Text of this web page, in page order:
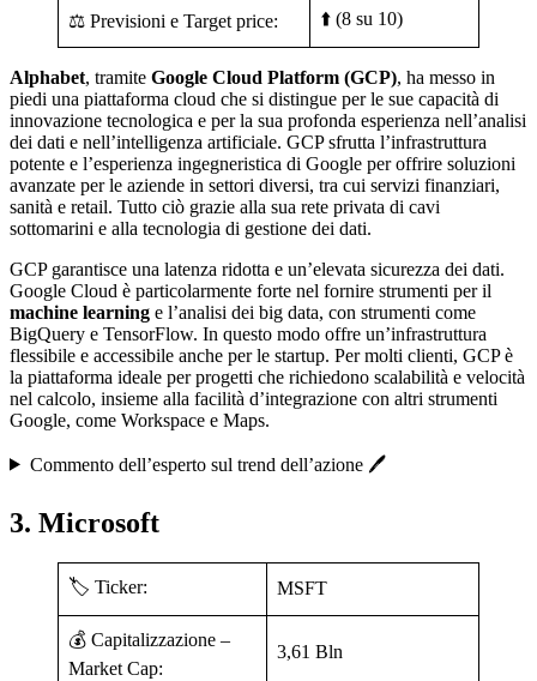
⚖️ Previsioni e Target price: ⬆️ (8 su 10)
Alphabet, tramite Google Cloud Platform (GCP), ha messo in
piedi una piattaforma cloud che si distingue per le sue capacità di
innovazione tecnologica e per la sua profonda esperienza nell’analisi
dei dati e nell’intelligenza artificiale. GCP sfrutta l’infrastruttura
potente e l’esperienza ingegneristica di Google per offrire soluzioni
avanzate per le aziende in settori diversi, tra cui servizi finanziari,
sanità e retail. Tutto ciò grazie alla sua rete privata di cavi
sottomarini e alla tecnologia di gestione dei dati.
GCP garantisce una latenza ridotta e un’elevata sicurezza dei dati.
Google Cloud è particolarmente forte nel fornire strumenti per il
machine learning e l’analisi dei big data, con strumenti come
BigQuery e TensorFlow. In questo modo offre un’infrastruttura
flessibile e accessibile anche per le startup. Per molti clienti, GCP è
la piattaforma ideale per progetti che richiedono scalabilità e velocità
nel calcolo, insieme alla facilità d’integrazione con altri strumenti
Google, come Workspace e Maps.
Commento dell’esperto sul trend dell’azione 🖊️
3. Microsoft
🏷️ Ticker: MSFT
💰 Capitalizzazione –
Market Cap:
3,61 Bln